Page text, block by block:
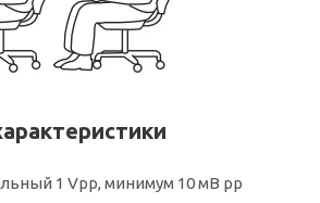
1 Vpp, минимум 10 мВ pp